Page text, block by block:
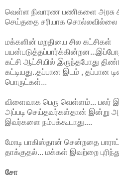
வெள்ள நிவாரண பணிகளை அரசு
செய்ததை சரியாக சொல்லவில்லை
மக்களின் மறதியை சில கட்சிகள்
கட்சி ஆட்சியில் இருந்தபோது
கட்டியது..தப்பான இடம் , தப்பான
பொருட்கள்...
விளைவாக பெரு வெள்ளம்... பலர்
அப்படி செய்தவர்கள்தான் இன்று
இவர்களை நம்பக்கூடாது....
மோடி பாகிஸ்தான் சென்றதை
தாக்குதல்... மக்கள் இவற்றை
சோ